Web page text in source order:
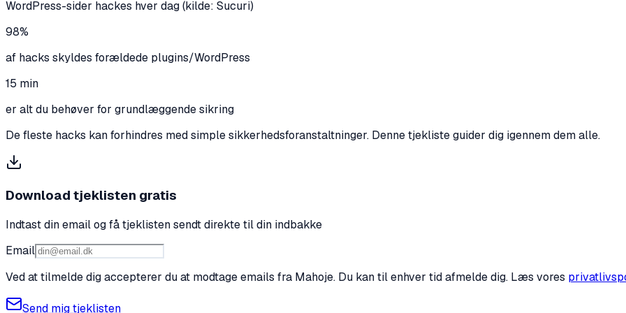
WordPress-sider hackes hver dag (kilde: Sucuri)
98%
af hacks skyldes forældede plugins/WordPress
15 min
er alt du behøver for grundlæggende sikring
De fleste hacks kan forhindres med simple sikkerhedsforanstaltninger. Denne tjekliste guider dig igennem dem alle.
Download tjeklisten gratis
Indtast din email og få tjeklisten sendt direkte til din indbakke
Email
Ved at tilmelde dig accepterer du at modtage emails fra Mahoje. Du kan til enhver tid afmelde dig. Læs vores
Send mig tjeklisten